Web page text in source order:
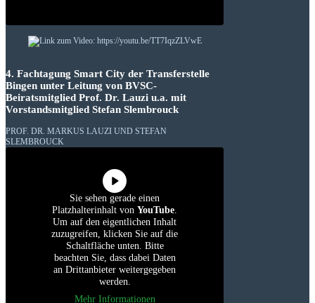
4. Fachtagung Smart City der Transferstelle
Bingen unter Leitung von BVSC-
Beiratsmitglied Prof. Dr. Lauzi u.a. mit
Vorstandsmitglied Stefan Slembrouck
PROF. DR. MARKUS LAUZI UND STEFAN
SLEMBROUCK
Sie sehen gerade einen
Platzhalterinhalt von YouTube.
Um auf den eigentlichen Inhalt
zuzugreifen, klicken Sie auf die
Schaltfläche unten. Bitte
beachten Sie, dass dabei Daten
an Drittanbieter weitergegeben
werden.
Mehr Informationen